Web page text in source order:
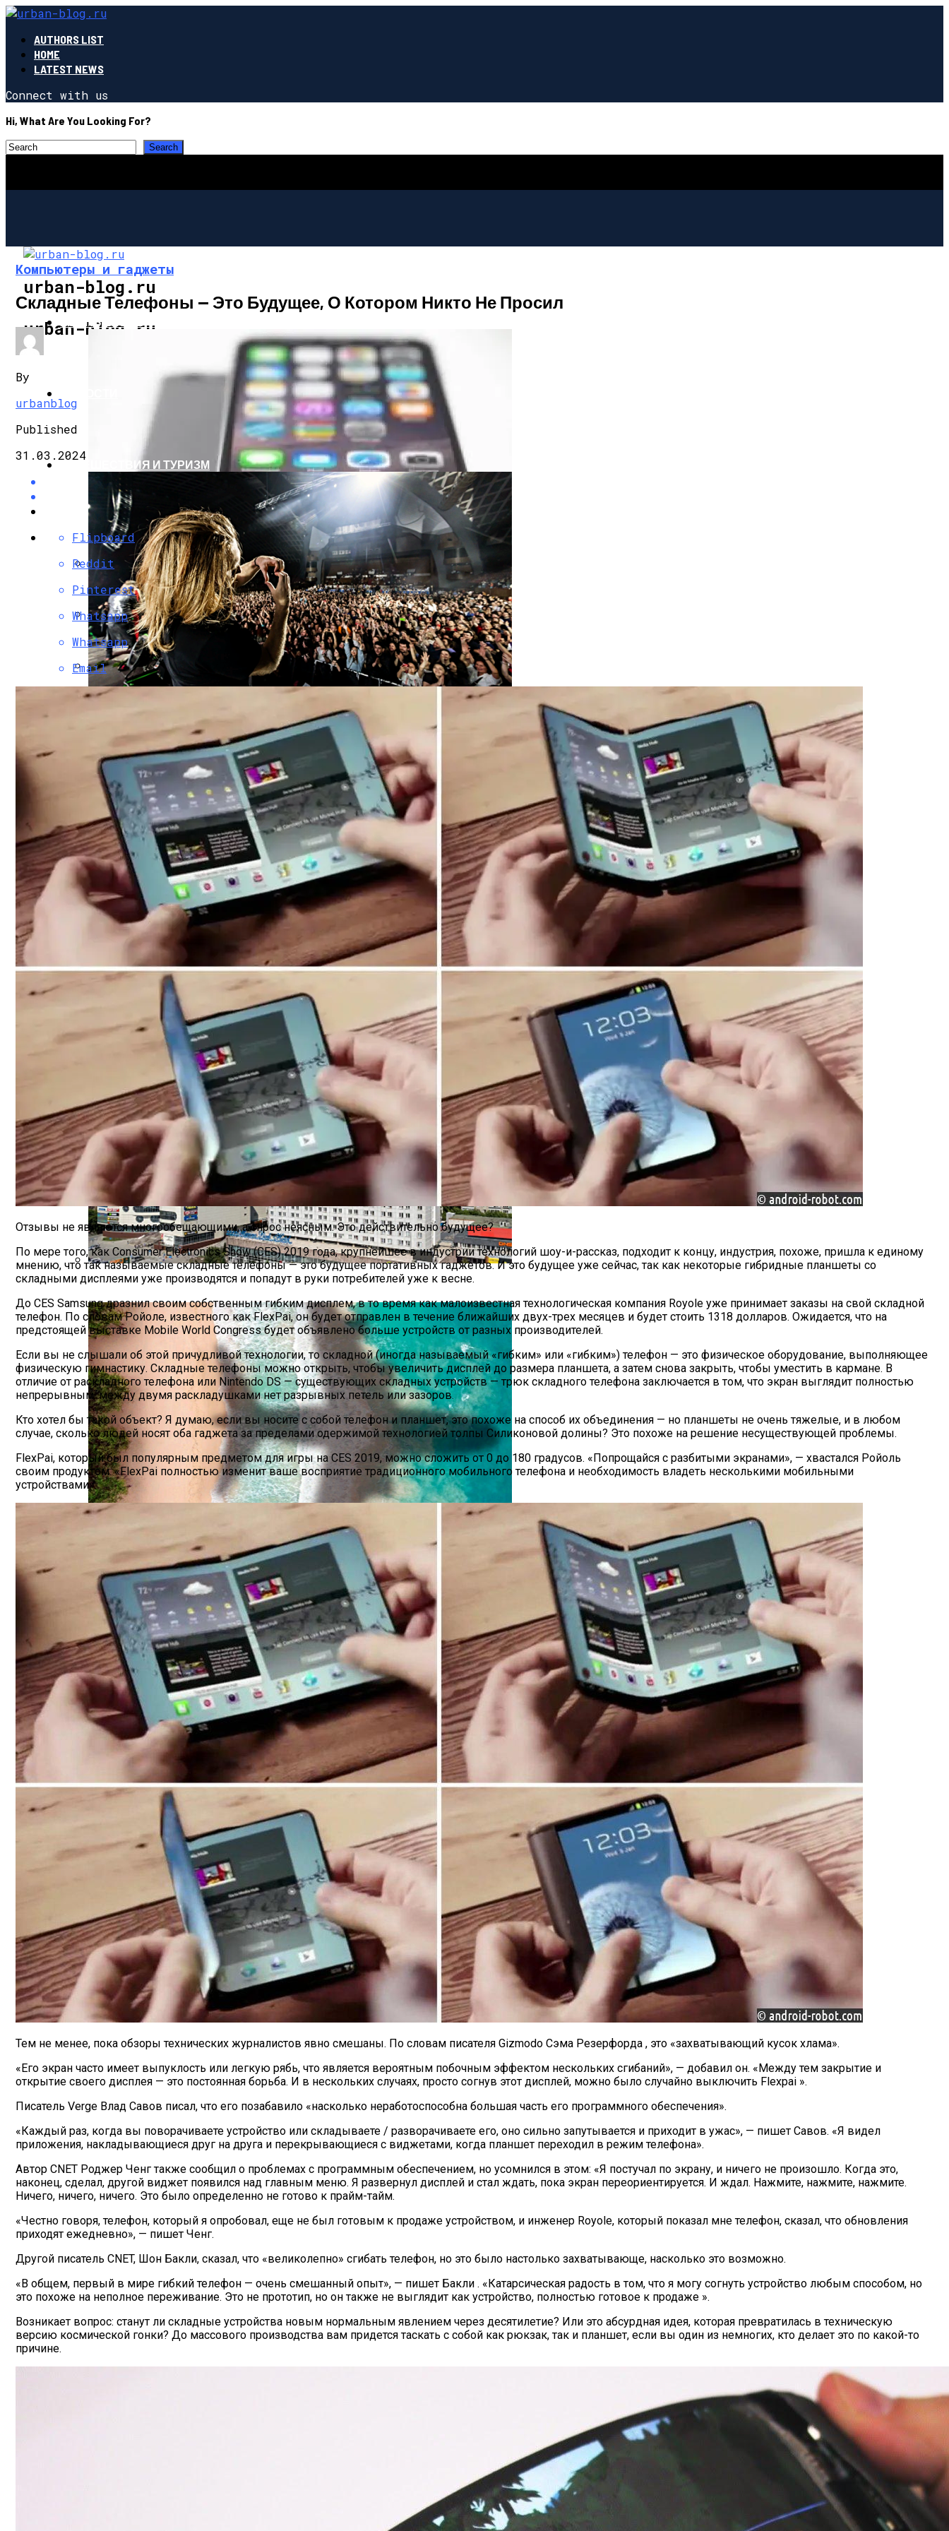
AUTHORS LIST
HOME
LATEST NEWS
Connect with us
Hi, What Are You Looking For?
urban-blog.ru
urban-blog.ru
КОМПЬЮТЕРЫ И ГАДЖЕТЫ
Samsung, Вероятно, Не Будет Производить Процессоры Для IPhone 7
Как Сломать IPhone При Смене Даты
«Ошибка 1970» Дает Возможность На Все 100% Вывести Из Строя IOS-Устройство
Qualcomm Анонсировала Платформу Для Смарт-Часов Snapdragon Wear
Вьетнам Заказал 18 Новейших Российских Як-130М
ПУТЕШЕСТВИЯ И ТУРИЗМ
Музыкантов Группы «Би-2» Задержала Туристическая Полиция Пхукета
Футуристическое Колесо Обозрения Высотой 220 Метров Построят В Сеуле
Самые Популярные Отели В Новосибирске Назвал Сервис «Яндекс.Путешествия»
Полетную Программу На Маврикий Из России Продлили До Мая 2024
Любитель Приключенческого Туризма Нашел В Америке Алмаз Весом 7.46 Карата
Компьютеры и гаджеты
Складные Телефоны — Это Будущее, О Котором Никто Не Просил
By
urbanblog
Published
31.03.2024
Flipboard
Reddit
Pinterest
Whatsapp
Whatsapp
Email
Отзывы не являются многообещающими, а спрос неясным. Это действительно будущее?
По мере того, как Consumer Electronics Show (CES) 2019 года, крупнейшее в индустрии технологий шоу-и-рассказ, подходит к концу, индустрия, похоже, пришла к единому
мнению, что так называемые складные телефоны — это будущее портативных гаджетов. И это будущее уже сейчас, так как некоторые гибридные планшеты со
складными дисплеями уже производятся и попадут в руки потребителей уже к весне.
До CES Samsung дразнил своим собственным гибким дисплем, в то время как малоизвестная технологическая компания Royole уже принимает заказы на свой складной
телефон. По словам Ройоле, известного как FlexPai, он будет отправлен в течение ближайших двух-трех месяцев и будет стоить 1318 долларов. Ожидается, что на
предстоящей выставке Mobile World Congress будет объявлено больше устройств от разных производителей.
Если вы не слышали об этой причудливой технологии, то складной (иногда называемый «гибким» или «гибким») телефон — это физическое оборудование, выполняющее
физическую гимнастику. Складные телефоны можно открыть, чтобы увеличить дисплей до размера планшета, а затем снова закрыть, чтобы уместить в кармане. В
отличие от раскладного телефона или Nintendo DS — существующих складных устройств — трюк складного телефона заключается в том, что экран выглядит полностью
непрерывным: между двумя раскладушками нет разрывных петель или зазоров.
Кто хотел бы такой объект? Я думаю, если вы носите с собой телефон и планшет, это похоже на способ их объединения — но планшеты не очень тяжелые, и в любом
случае, сколько людей носят оба гаджета за пределами одержимой технологией толпы Силиконовой долины? Это похоже на решение несуществующей проблемы.
FlexPai, который был популярным предметом для игры на CES 2019, можно сложить от 0 до 180 градусов. «Попрощайся с разбитыми экранами», — хвастался Ройоль
своим продуктом. «FlexPai полностью изменит ваше восприятие традиционного мобильного телефона и необходимость владеть несколькими мобильными
устройствами».
Тем не менее, пока обзоры технических журналистов явно смешаны. По словам писателя Gizmodo Сэма Резерфорда , это «захватывающий кусок хлама».
«Его экран часто имеет выпуклость или легкую рябь, что является вероятным побочным эффектом нескольких сгибаний», — добавил он. «Между тем закрытие и
открытие своего дисплея — это постоянная борьба. И в нескольких случаях, просто согнув этот дисплей, можно было случайно выключить Flexpai ».
Писатель Verge Влад Савов писал, что его позабавило «насколько неработоспособна большая часть его программного обеспечения».
«Каждый раз, когда вы поворачиваете устройство или складываете / разворачиваете его, оно сильно запутывается и приходит в ужас», — пишет Савов. «Я видел
приложения, накладывающиеся друг на друга и перекрывающиеся с виджетами, когда планшет переходил в режим телефона».
Автор CNET Роджер Ченг также сообщил о проблемах с программным обеспечением, но усомнился в этом: «Я постучал по экрану, и ничего не произошло. Когда это,
наконец, сделал, другой виджет появился над главным меню. Я развернул дисплей и стал ждать, пока экран переориентируется. И ждал. Нажмите, нажмите, нажмите.
Ничего, ничего, ничего. Это было определенно не готово к прайм-тайм.
«Честно говоря, телефон, который я опробовал, еще не был готовым к продаже устройством, и инженер Royole, который показал мне телефон, сказал, что обновления
приходят ежедневно», — пишет Ченг.
Другой писатель CNET, Шон Бакли, сказал, что «великолепно» сгибать телефон, но это было настолько захватывающе, насколько это возможно.
«В общем, первый в мире гибкий телефон — очень смешанный опыт», — пишет Бакли . «Катарсическая радость в том, что я могу согнуть устройство любым способом, но
это похоже на неполное переживание. Это не прототип, но он также не выглядит как устройство, полностью готовое к продаже ».
Возникает вопрос: станут ли складные устройства новым нормальным явлением через десятилетие? Или это абсурдная идея, которая превратилась в техническую
версию космической гонки? До массового производства вам придется таскать с собой как рюкзак, так и планшет, если вы один из немногих, кто делает это по какой-то
причине.